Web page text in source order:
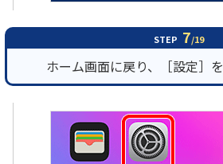
STEP 7/19
ホーム画面に戻り、［設定］